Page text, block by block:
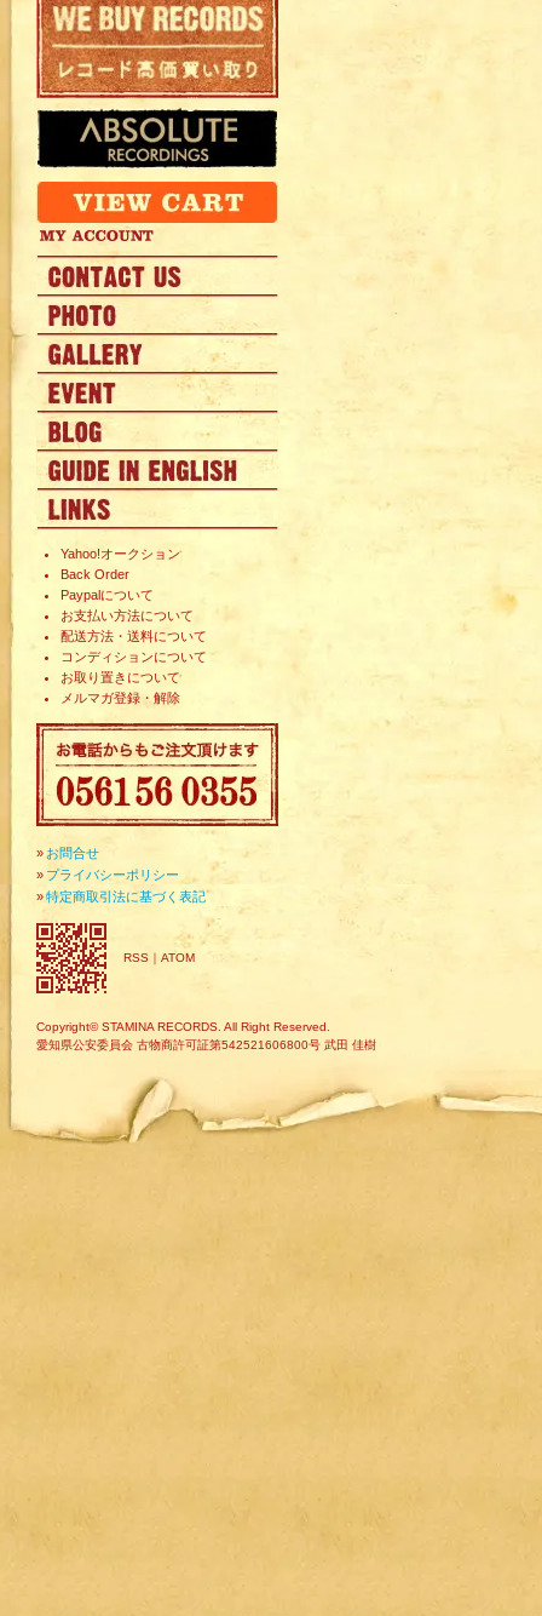
Yahoo!オークション
Back Order
Paypalについて
お支払い方法について
配送方法・送料について
コンディションについて
お取り置きについて
メルマガ登録・解除
» お問合せ
» プライバシーポリシー
»特定商取引法に基づく表記
RSS ｜ ATOM
Copyright© STAMINA RECORDS. All Right Reserved.
愛知県公安委員会 古物商許可証第542521606800号 武田 佳樹